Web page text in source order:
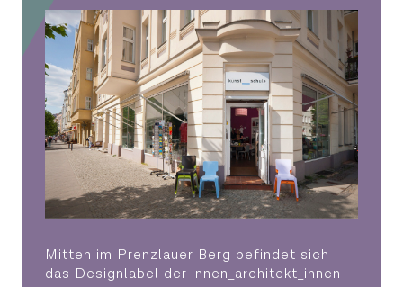
Mitten im Prenzlauer Berg befindet sich
das Designlabel der innen_architekt_innen